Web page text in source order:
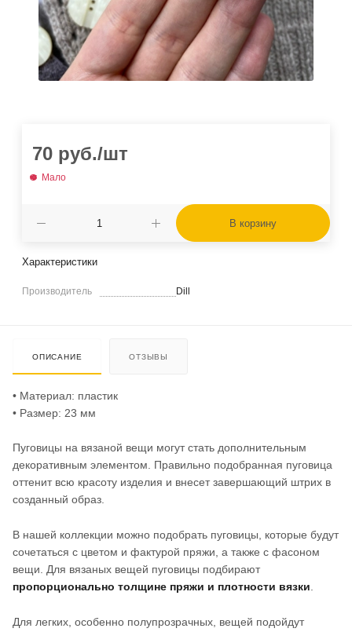
70 руб./шт
Мало
В корзину
Характеристики
Производитель Dill
ОПИСАНИЕ ОТЗЫВЫ
• Материал: пластик
• Размер: 23 мм
Пуговицы на вязаной вещи могут стать дополнительным
декоративным элементом. Правильно подобранная пуговица
оттенит всю красоту изделия и внесет завершающий штрих в
созданный образ.
В нашей коллекции можно подобрать пуговицы, которые будут
сочетаться с цветом и фактурой пряжи, а также с фасоном
вещи. Для вязаных вещей пуговицы подбирают
пропорционально толщине пряжи и плотности вязки
Для легких, особенно полупрозрачных, вещей подойдут